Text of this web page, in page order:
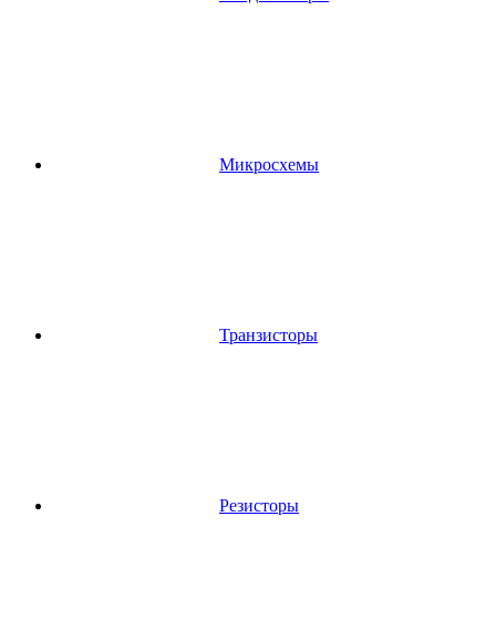
Микросхемы
Транзисторы
Резисторы